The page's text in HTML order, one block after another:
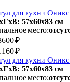
для кухни
57х60x83 см
место:
₽
₽
для кухни
57х60x83 см
место: